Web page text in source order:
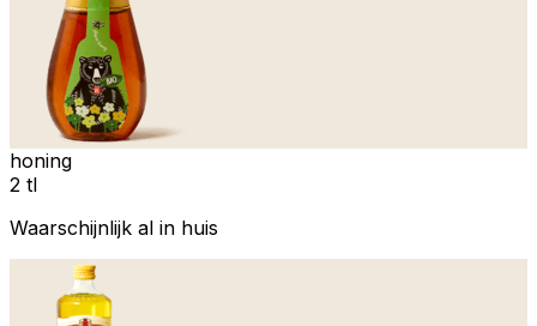
honing
2 tl
Waarschijnlijk al in huis